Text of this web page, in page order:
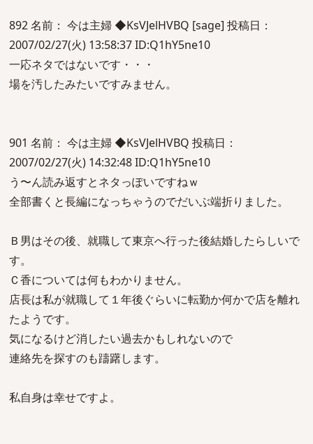
892 名前： 今は主婦 ◆KsVJelHVBQ [sage] 投稿日：
2007/02/27(火) 13:58:37 ID:Q1hY5ne10
一応ネタではないです・・・
場を汚したみたいですみません。
901 名前： 今は主婦 ◆KsVJelHVBQ 投稿日：
2007/02/27(火) 14:32:48 ID:Q1hY5ne10
う〜ん読み返すとネタっぽいですねｗ
全部書くと長編になっちゃうのでだいぶ端折りました。
Ｂ男はその後、就職して東京へ行った後結婚したらしいで
す。
Ｃ香については何もわかりません。
店長は私が就職して１年後ぐらいに転勤か何かで店を離れ
たようです。
気になるけど消したい過去かもしれないので
連絡先を探すのも躊躇します。
私自身は幸せですよ。